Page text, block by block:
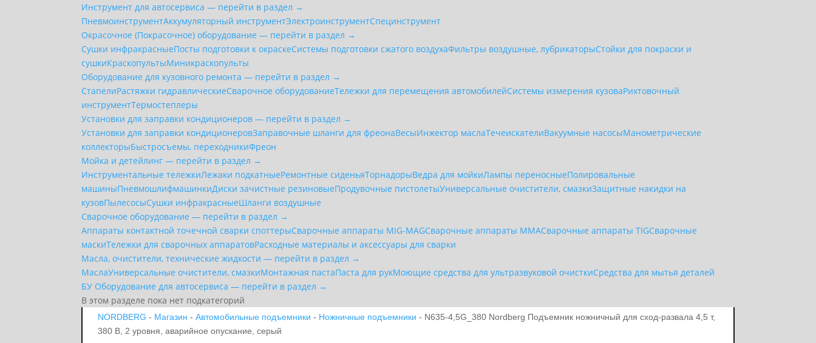
Инструмент для автосервиса — перейти в раздел →
ПневмоинструментАккумуляторный инструментЭлектроинструментСпецинструмент
Окрасочное (Покрасочное) оборудование — перейти в раздел →
Сушки инфракрасныеПосты подготовки к окраскеСистемы подготовки сжатого воздухаФильтры воздушные, лубрикаторыСтойки для покраски и
сушкиКраскопультыМиникраскопульты
Оборудование для кузовного ремонта — перейти в раздел →
СтапелиРастяжки гидравлическиеСварочное оборудованиеТележки для перемещения автомобилейСистемы измерения кузоваРихтовочный
инструментТермостеплеры
Установки для заправки кондиционеров — перейти в раздел →
Установки для заправки кондиционеровЗаправочные шланги для фреонаВесыИнжектор маслаТечеискателиВакуумные насосыМанометрические
коллекторыБыстросъемы, переходникиФреон
Мойка и детейлинг — перейти в раздел →
Инструментальные тележкиЛежаки подкатныеРемонтные сиденьяТорнадорыВедра для мойкиЛампы переносныеПолировальные
машиныПневмошлифмашинкиДиски зачистные резиновыеПродувочные пистолетыУниверсальные очистители, смазкиЗащитные накидки на
кузовПылесосыСушки инфракрасныеШланги воздушные
Сварочное оборудование — перейти в раздел →
Аппараты контактной точечной сварки cпоттерыСварочные аппараты MIG-MAGСварочные аппараты MMAСварочные аппараты TIGСварочные
маскиТележки для сварочных аппаратовРасходные материалы и аксессуары для сварки
Масла, очистители, технические жидкости — перейти в раздел →
МаслаУниверсальные очистители, смазкиМонтажная пастаПаста для рукМоющие средства для ультразвуковой очисткиСредства для мытья деталей
БУ Оборудование для автосервиса — перейти в раздел →
В этом разделе пока нет подкатегорий
NORDBERG - Магазин -Автомобильные подъемники - Ножничные подъемники - N635-4,5G_380 Nordberg Подъемник ножничный для сход-развала 4,5 т,
380 В, 2 уровня, аварийное опускание, серый